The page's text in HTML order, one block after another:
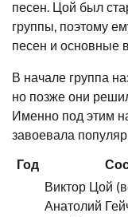
песен. Цой был
группы, поэтому
песен и основные
В начале группа
но позже они
Именно под этим
завоевала
Год
Виктор Цой
Анатолий